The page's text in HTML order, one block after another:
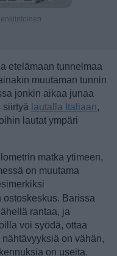
etelämaan tunnelmaa
muutaman tunnin
jonkin aikaa junaa
siirtyä lautalla Italiaan,
lautat ympäri
matka ytimeen,
on muutama
Barissa
rantaa, ja
voi syödä, ottaa
on vähän,
on useita.